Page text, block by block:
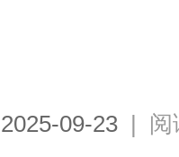
2025-09-23 | 阅